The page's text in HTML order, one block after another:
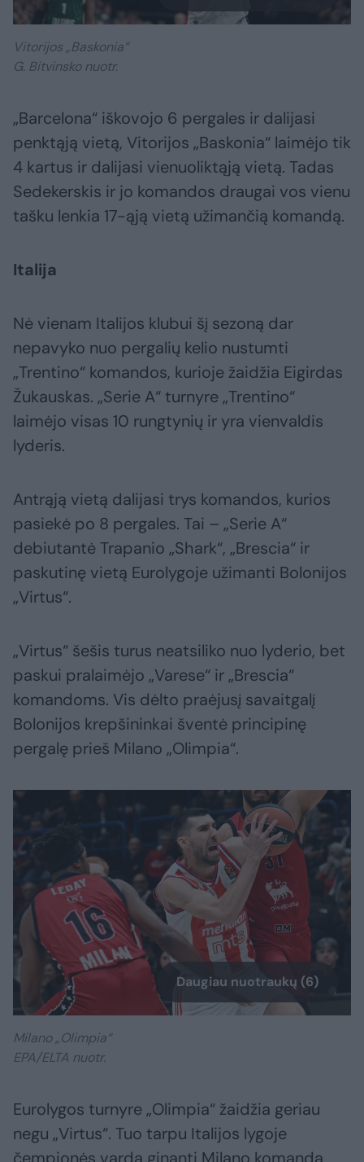
Vitorijos „Baskonia“
G. Bitvinsko nuotr.
„Barcelona“ iškovojo 6 pergales ir dalijasi
penktąją vietą, Vitorijos „Baskonia“ laimėjo tik
4 kartus ir dalijasi vienuoliktąją vietą. Tadas
Sedekerskis ir jo komandos draugai vos vienu
tašku lenkia 17-ąją vietą užimančią komandą.
Italija
Nė vienam Italijos klubui šį sezoną dar
nepavyko nuo pergalių kelio nustumti
„Trentino“ komandos, kurioje žaidžia Eigirdas
Žukauskas. „Serie A“ turnyre „Trentino“
laimėjo visas 10 rungtynių ir yra vienvaldis
lyderis.
Antrąją vietą dalijasi trys komandos, kurios
pasiekė po 8 pergales. Tai – „Serie A“
debiutantė Trapanio „Shark“, „Brescia“ ir
paskutinę vietą Eurolygoje užimanti Bolonijos
„Virtus“.
„Virtus“ šešis turus neatsiliko nuo lyderio, bet
paskui pralaimėjo „Varese“ ir „Brescia“
komandoms. Vis dėlto praėjusį savaitgalį
Bolonijos krepšininkai šventė principinę
pergalę prieš Milano „Olimpia“.
Daugiau nuotraukų (6)
Milano „Olimpia“
EPA/ELTA nuotr.
Eurolygos turnyre „Olimpia“ žaidžia geriau
negu „Virtus“. Tuo tarpu Italijos lygoje